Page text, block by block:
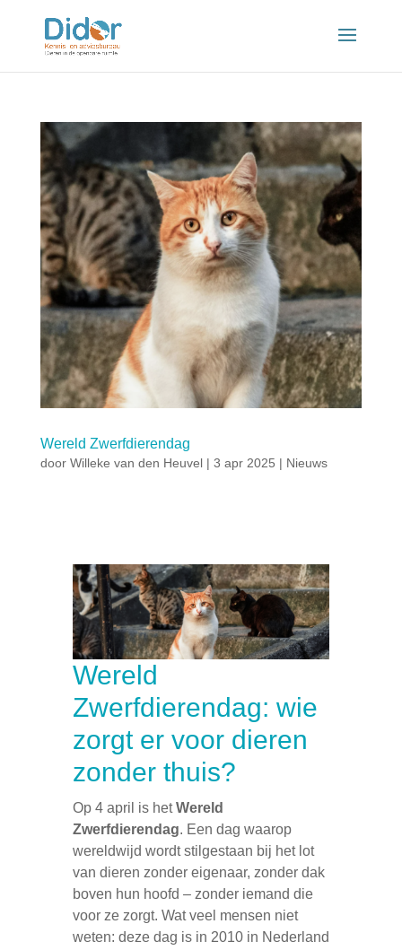
Wereld Zwerfdierendag
door Willeke van den Heuvel| 3 apr 2025 | Nieuws
Wereld
Zwerfdierendag: wie
zorgt er voor dieren
zonder thuis?
Op 4 april is hetWereld
Zwerfdierendag. Een dag waarop
wereldwijd wordt stilgestaan bij het lot
van dieren zonder eigenaar, zonder dak
boven hun hoofd – zonder iemand die
voor ze zorgt. Wat veel mensen niet
weten: deze dag is in 2010 in Nederland